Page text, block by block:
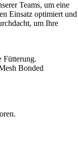
Teams, um eine
Einsatz optimiert und
um Ihre
Fütterung.
Bonded